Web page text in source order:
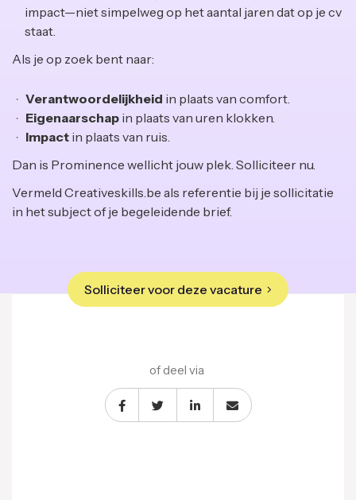
impact—niet simpelweg op het aantal jaren dat op je cv
staat.
Als je op zoek bent naar:
Verantwoordelijkheid in plaats van comfort.
Eigenaarschap in plaats van uren klokken.
Impact in plaats van ruis.
Dan is Prominence wellicht jouw plek. Solliciteer nu.
Vermeld Creativeskills.be als referentie bij je sollicitatie
in het subject of je begeleidende brief.
of deel via